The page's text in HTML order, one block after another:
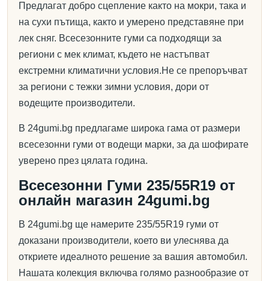
Предлагат добро сцепление както на мокри, така и
на сухи пътища, както и умерено представяне при
лек сняг. Всесезонните гуми са подходящи за
региони с мек климат, където не настъпват
екстремни климатични условия.Не се препоръчват
за региони с тежки зимни условия, дори от
водещите производители.
В 24gumi.bg предлагаме широка гама от размери
всесезонни гуми от водещи марки, за да шофирате
уверено през цялата година.
Всесезонни Гуми 235/55R19 от
онлайн магазин 24gumi.bg
В 24gumi.bg ще намерите 235/55R19 гуми от
доказани производители, което ви улеснява да
откриете идеалното решение за вашия автомобил.
Нашата колекция включва голямо разнообразие от